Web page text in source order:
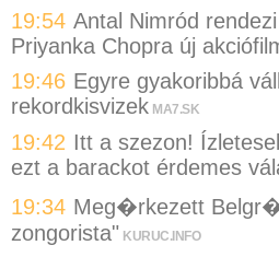
19:54 Antal Nimród
Priyanka Chopra új
19:46 Egyre gyakoribbá
rekordkisvizek MA7.SK
19:42 Itt a szezon!
ezt a barackot érdemes
19:34 Meg�rkezett
zongorista" KURUC.INFO